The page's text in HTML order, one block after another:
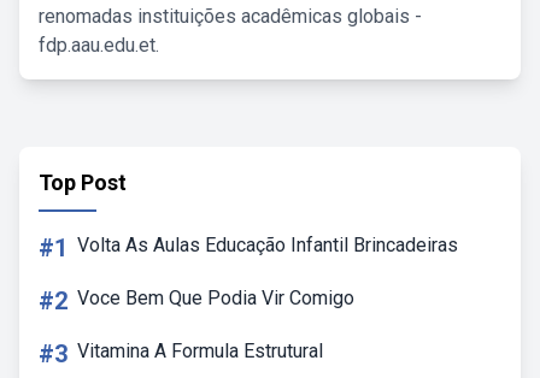
renomadas instituições acadêmicas globais -
fdp.aau.edu.et.
Top Post
#1 Volta As Aulas Educação Infantil Brincadeiras
#2 Voce Bem Que Podia Vir Comigo
#3 Vitamina A Formula Estrutural